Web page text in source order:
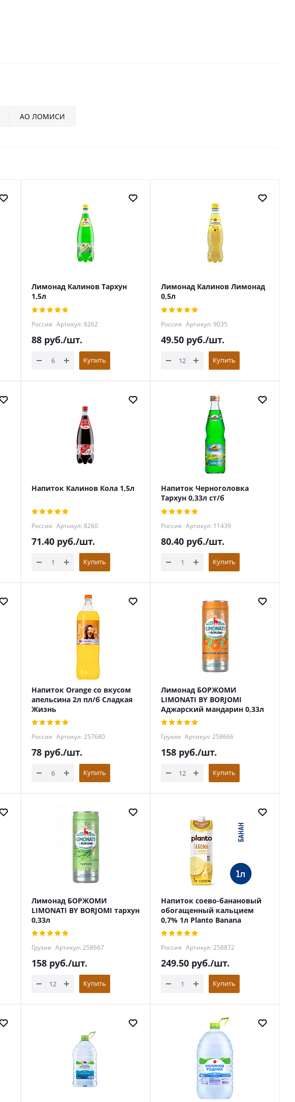
АО ЛОМИСИ
Лимонад Калинов Тархун
1,5л
Россия Артикул: 8262
88 руб./шт.
Купить
Лимонад Калинов Лимонад
0,5л
Россия Артикул: 9035
49.50 руб./шт.
Купить
Напиток Калинов Кола 1,5л
Россия Артикул: 8260
71.40 руб./шт.
Купить
Напиток Черноголовка
Тархун 0,33л ст/б
Россия Артикул: 11439
80.40 руб./шт.
Купить
Напиток Orange со вкусом
апельсина 2л пл/б Сладкая
Жизнь
Россия Артикул: 257680
78 руб./шт.
Купить
Лимонад БОРЖОМИ
LIMONATI BY BORJOMI
Аджарский мандарин 0,33л
Грузия Артикул: 258666
158 руб./шт.
Купить
Лимонад БОРЖОМИ
LIMONATI BY BORJOMI тархун
0,33л
Грузия Артикул: 258667
158 руб./шт.
Купить
Напиток соево-банановый
обогащенный кальцием
0,7% 1л Planto Banana
Россия Артикул: 258872
249.50 руб./шт.
Купить